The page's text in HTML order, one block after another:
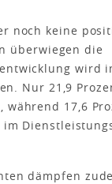
noch keine
überwiegen die
wird
Nur 21,9
17,6
dämpfen